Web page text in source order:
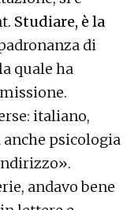
Studiare, è la
di
quale ha
italiano,
psicologia
andavo bene